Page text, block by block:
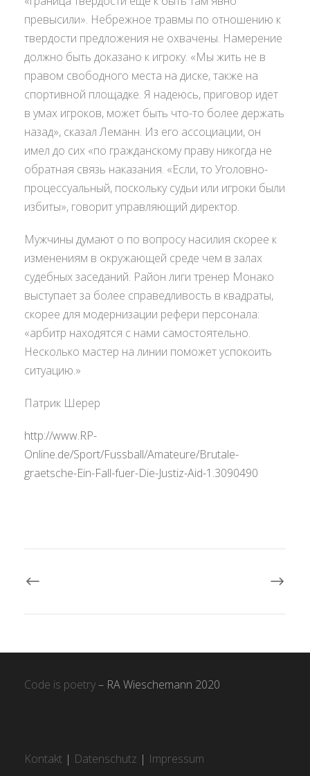
превысили». Небрежное травмы по отношению к
твердости предложения не охвачены. Намерение
должно быть доказано к игроку. «Мы жить не в
правом свободного места на диске, также на
спортивной площадке. Я надеюсь, приговор идет
в умах игроков, может быть что-то более держать
назад», сказал Леманн. Из его ассоциации, он
имел до сих «по гражданскому праву никогда не
обратная связь наказания. «Если, то Уголовно-
процессуальный, поскольку судьи или игроки были
избиты», говорит управляющий директор.
Мужчины думают о по вопросу насилия скорее к
изменениям в окружающей среде чем в залах
судебных заседаний. Район лиги тренер Монако
выступает за более справедливость в квадраты,
скорее для модернизации рефери персонала:
«арбитр находятся с нами самостоятельно.
Несколько мастер на линии поможет успокоить
ситуацию.»
Патрик Шерер
http://www.RP-
Online.de/Sport/Fussball/Amateure/Brutale-
graetsche-Ein-Fall-fuer-Die-Justiz-Aid-1.3090490
Code is poetry– RA Wieschemann 2020
Kontakt | Datenschutz | Impressum